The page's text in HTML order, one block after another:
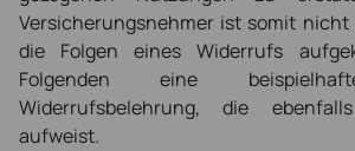
Versicherungsnehmer ist somit
die Folgen eines Widerrufs
Folgenden eine
Widerrufsbelehrung, die
aufweist.